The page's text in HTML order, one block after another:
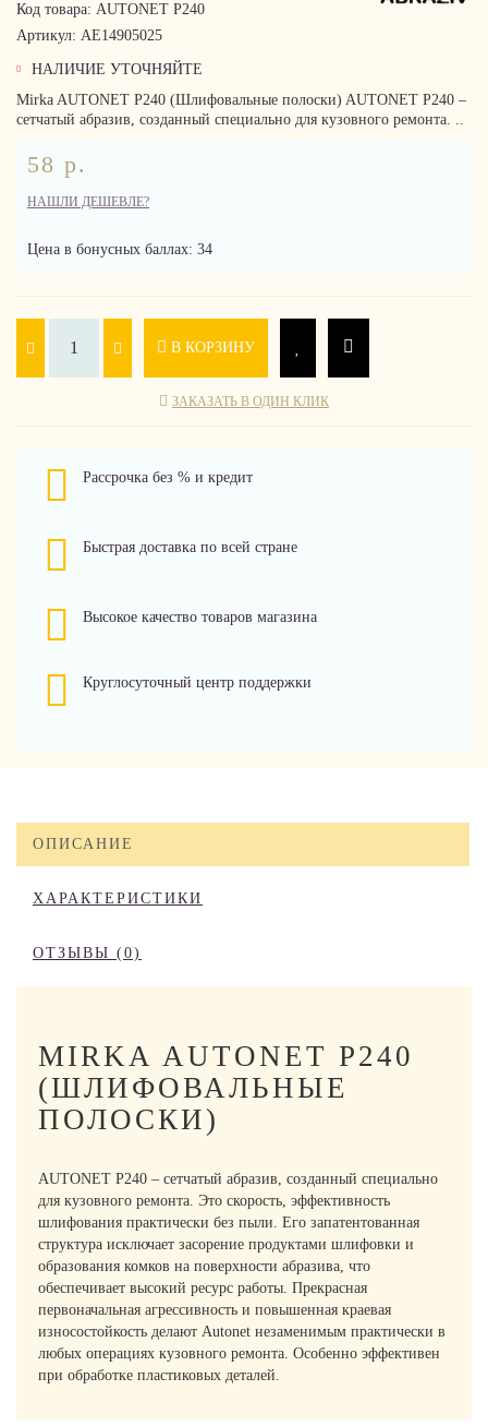
Код товара: AUTONET P240
Артикул: AE14905025
НАЛИЧИЕ УТОЧНЯЙТЕ
Mirka AUTONET P240 (Шлифовальные полоски) AUTONET P240 –
сетчатый абразив, созданный специально для кузовного ремонта. ..
58 р.
НАШЛИ ДЕШЕВЛЕ?
Цена в бонусных баллах: 34
В КОРЗИНУ
ЗАКАЗАТЬ В ОДИН КЛИК
Рассрочка без % и кредит
Быстрая доставка по всей стране
Высокое качество товаров магазина
Круглосуточный центр поддержки
ОПИСАНИЕ
ХАРАКТЕРИСТИКИ
ОТЗЫВЫ (0)
MIRKA AUTONET P240
(ШЛИФОВАЛЬНЫЕ
ПОЛОСКИ)
AUTONET P240 – сетчатый абразив, созданный специально
для кузовного ремонта. Это скорость, эффективность
шлифования практически без пыли. Его запатентованная
структура исключает засорение продуктами шлифовки и
образования комков на поверхности абразива, что
обеспечивает высокий ресурс работы. Прекрасная
первоначальная агрессивность и повышенная краевая
износостойкость делают Autonet незаменимым практически в
любых операциях кузовного ремонта. Особенно эффективен
при обработке пластиковых деталей.